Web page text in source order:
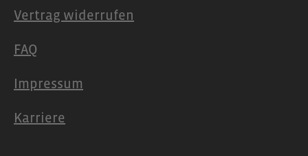
Vertrag widerrufen
FAQ
Impressum
Karriere